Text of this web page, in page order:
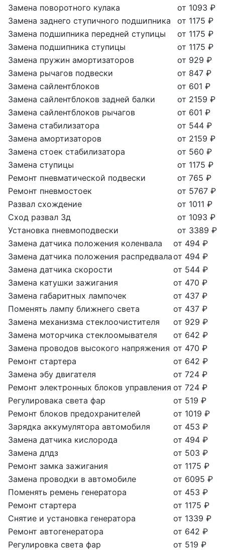
Замена поворотного кулака
от 1093 ₽
Замена заднего ступичного подшипника
от 1175 ₽
Замена подшипника передней ступицы
от 1175 ₽
Замена подшипника ступицы
от 1175 ₽
Замена пружин амортизаторов
от 929 ₽
Замена рычагов подвески
от 847 ₽
Замена сайлентблоков
от 601 ₽
Замена сайлентблоков задней балки
от 2159 ₽
Замена сайлентблоков рычагов
от 601 ₽
Замена стабилизатора
от 544 ₽
Замена амортизаторов
от 2159 ₽
Замена стоек стабилизатора
от 560 ₽
Замена ступицы
от 1175 ₽
Ремонт пневматической подвески
от 765 ₽
Ремонт пневмостоек
от 5767 ₽
Развал схождение
от 1011 ₽
Сход развал 3д
от 1093 ₽
Установка пневмоподвески
от 3389 ₽
Замена датчика положения коленвала
от 494 ₽
Замена датчика положения распредвалаот 494 ₽
Замена датчика скорости
от 544 ₽
Замена катушки зажигания
от 470 ₽
Замена габаритных лампочек
от 437 ₽
Поменять лампу ближнего света
от 437 ₽
Замена механизма стеклоочистителя
от 929 ₽
Замена моторчика стеклоомывателя
от 642 ₽
Замена проводов высокого напряжения от 470 ₽
Ремонт стартера
от 642 ₽
Замена эбу двигателя
от 724 ₽
Ремонт электронных блоков управления от 724 ₽
Регулировака света фар
от 519 ₽
Ремонт блоков предохранителей
от 1019 ₽
Зарядка аккумулятора автомобиля
от 453 ₽
Замена датчика кислорода
от 494 ₽
Замена дпдз
от 503 ₽
Ремонт замка зажигания
от 1175 ₽
Замена проводки в автомобиле
от 6095 ₽
Поменять ремень генератора
от 453 ₽
Ремонт стартера
от 1175 ₽
Снятие и установка генератора
от 1339 ₽
Ремонт автогенератора
от 642 ₽
Регулировка света фар
от 519 ₽